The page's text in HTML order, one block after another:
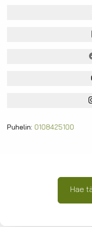
Puhelin: 0108425100
Hae